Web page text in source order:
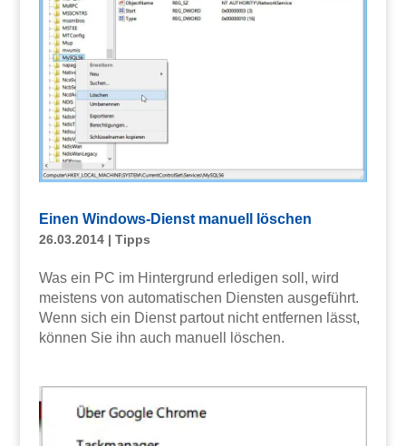
Einen Windows-Dienst manuell löschen
26.03.2014| Tipps
Was ein PC im Hintergrund erledigen soll, wird
meistens von automatischen Diensten ausgeführt.
Wenn sich ein Dienst partout nicht entfernen lässt,
können Sie ihn auch manuell löschen.